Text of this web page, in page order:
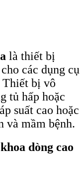
là thiết bị
các dụng cụ
Thiết bị vô
tủ hấp hoặc
suất cao hoặc
và mầm bệnh.
dòng cao